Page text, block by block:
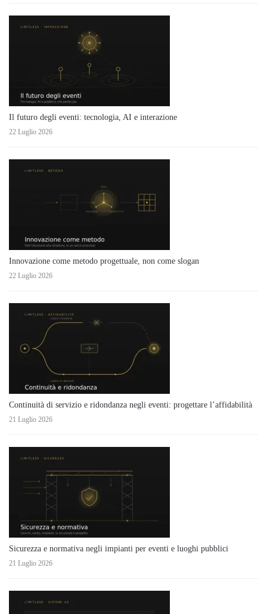
Il futuro degli eventi: tecnologia, AI e interazione
22 Luglio 2026
Innovazione come metodo progettuale, non come slogan
22 Luglio 2026
Continuità di servizio e ridondanza negli eventi: progettare l’affidabilità
21 Luglio 2026
Sicurezza e normativa negli impianti per eventi e luoghi pubblici
21 Luglio 2026